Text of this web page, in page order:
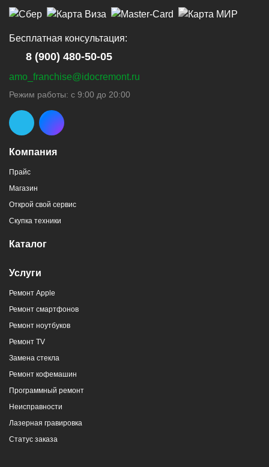
Компания
Прайс
Магазин
Открой свой сервис
Скупка техники
Каталог
Услуги
Ремонт Apple
Ремонт смартфонов
Ремонт ноутбуков
Ремонт TV
Замена стекла
Ремонт кофемашин
Программный ремонт
Неисправности
Лазерная гравировка
Статус заказа
Бесплатная консультация:
8 (900) 480-50-05
amo_franchise@idocremont.ru
Режим работы: с 9:00 до 20:00